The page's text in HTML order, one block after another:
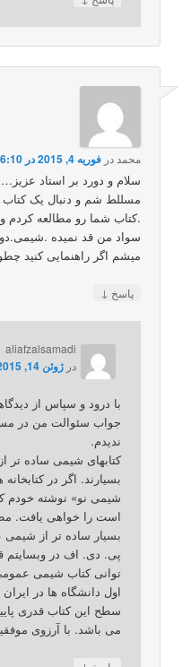
محمد درفوریه 4, 2015 در 6:10 ب.ظ
سلام و دورد بر استاد
مسللط شم و دنبال یک کتاب
.کتاب شما رو مطالعه
سواد من قد نمیده
میشم اگر راهنمایی کنید
پاسخ ↓
aliafzalsamadi
درژوئن 14, 2015 در 8:55 ق.ظ
با درود و سپاس از
جواب سئوالت من در
ندیدم.
کتابهای شیمی ساده
بسیارند. اگر در
شیمی نو» نوشته خودم
است را خواهی یافت.
بسیار ساده تر از
پی. دی. اف در وبسایتم
توانی کتاب شیمی
اول دانشگاه ها در
سطح این کتاب قدری
می باشد. با آرزوی